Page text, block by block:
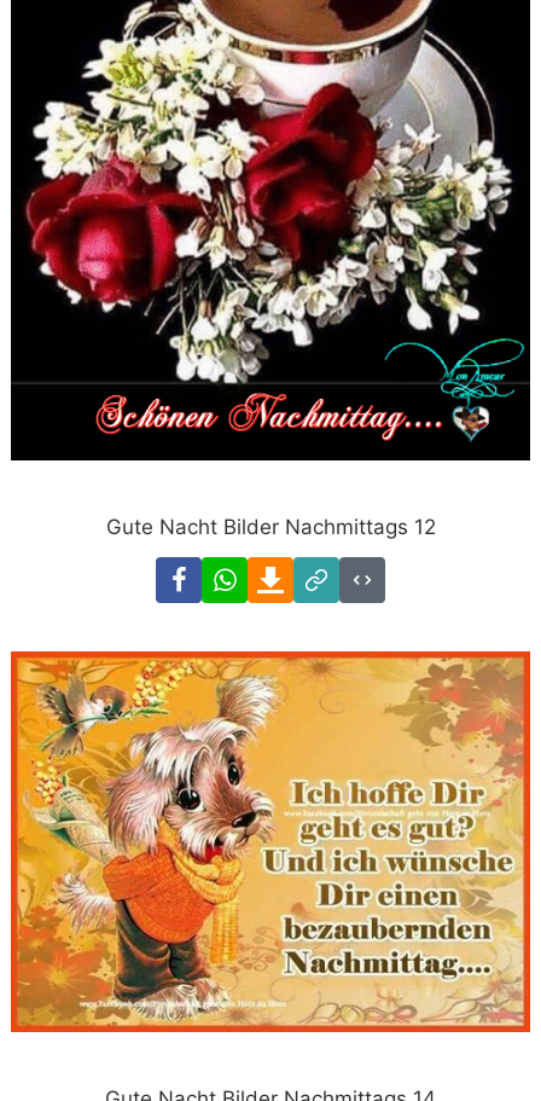
Gute Nacht Bilder Nachmittags 12
FacebookWhatsAppDownload
Link
Code